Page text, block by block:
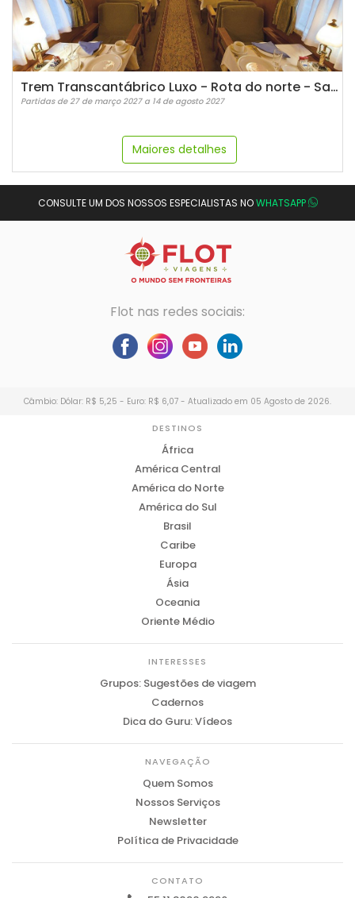
Trem Transcantábrico Luxo - Rota do norte - San Sebastian
Partidas de 27 de março 2027 a 14 de agosto 2027
Maiores detalhes
CONSULTE UM DOS NOSSOS ESPECIALISTAS NOWHATSAPP
Flot nas redes sociais:
Câmbio: Dólar: R$ 5,25 - Euro: R$ 6,07 - Atualizado em 05 Agosto de 2026.
DESTINOS
África
América Central
América do Norte
América do Sul
Brasil
Caribe
Europa
Ásia
Oceania
Oriente Médio
INTERESSES
Grupos: Sugestões de viagem
Cadernos
Dica do Guru: Vídeos
NAVEGAÇÃO
Quem Somos
Nossos Serviços
Newsletter
Política de Privacidade
CONTATO